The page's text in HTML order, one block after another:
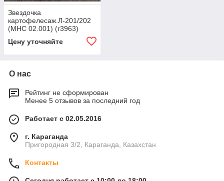
Звездочка
картофелесаж.Л-201/202
(МНС 02.001) (г3963)
Цену уточняйте
О нас
Рейтинг не сформирован
Менее 5 отзывов за последний год
Работает с 02.05.2016
г. Караганда
Пригородная 3/2, Караганда, Казахстан
Контакты